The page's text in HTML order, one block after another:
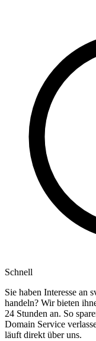
Schnell
Sie haben Interesse an
handeln? Wir bieten
24 Stunden an. So
Domain Service
läuft direkt über uns.